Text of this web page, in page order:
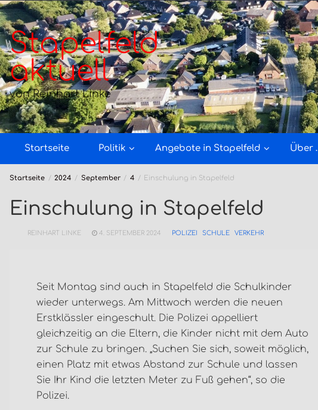
Zum
Inhalt
springen
Stapelfeld
aktuell
von Reinhart Linke
Startseite Politik Angebote in Stapelfeld Über
Startseite 2024 September 4 Einschulung in Stapelfeld
Einschulung in Stapelfeld
REINHART LINKE 4. SEPTEMBER 2024 POLIZEI SCHULE VERKEHR
Seit Montag sind auch in Stapelfeld die Schulkinder
wieder unterwegs. Am Mittwoch werden die neuen
Erstklässler eingeschult. Die Polizei appelliert
gleichzeitig an die Eltern, die Kinder nicht mit dem Auto
zur Schule zu bringen. „Suchen Sie sich, soweit möglich,
einen Platz mit etwas Abstand zur Schule und lassen
Sie Ihr Kind die letzten Meter zu Fuß gehen“, so die
Polizei.